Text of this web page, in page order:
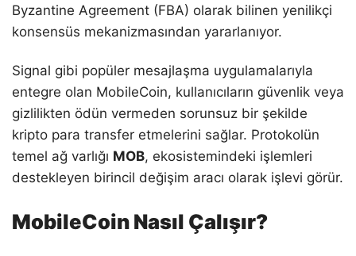
Byzantine Agreement (FBA) olarak bilinen yenilikçi
konsensüs mekanizmasından yararlanıyor.
Signal gibi popüler mesajlaşma uygulamalarıyla
entegre olan MobileCoin, kullanıcıların güvenlik veya
gizlilikten ödün vermeden sorunsuz bir şekilde
kripto para transfer etmelerini sağlar. Protokolün
temel ağ varlığı MOB, ekosistemindeki işlemleri
destekleyen birincil değişim aracı olarak işlevi görür.
MobileCoin Nasıl Çalışır?